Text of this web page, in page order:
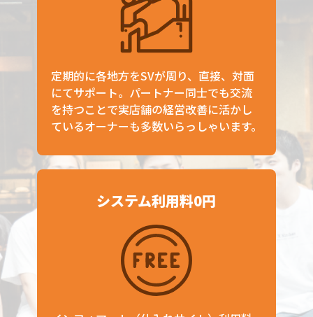
定期的に各地方をSVが周り、直接、対面
にてサポート。パートナー同士でも交流
を持つことで実店舗の経営改善に活かし
システム利用料0円